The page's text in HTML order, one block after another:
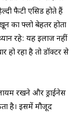
फैटी एसिड होते हैं
का फ्लो बेहतर होता
रहे: यह इलाज नहीं
हो रहा है तो डॉक्टर से
रखने और ड्राईनेस
है। इसमें मौजूद